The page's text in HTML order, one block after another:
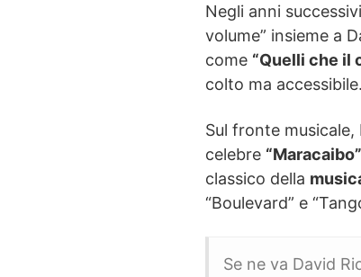
Negli anni
volume” insieme a
come “Quelli che il
colto ma accessibile.
Sul fronte
celebre “Maracaibo”
classico della
“Boulevard” e
Se ne va David